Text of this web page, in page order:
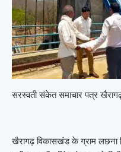
सरस्वती संकेत समाचार पत्र
खैरागढ़ विकासखंड के ग्राम